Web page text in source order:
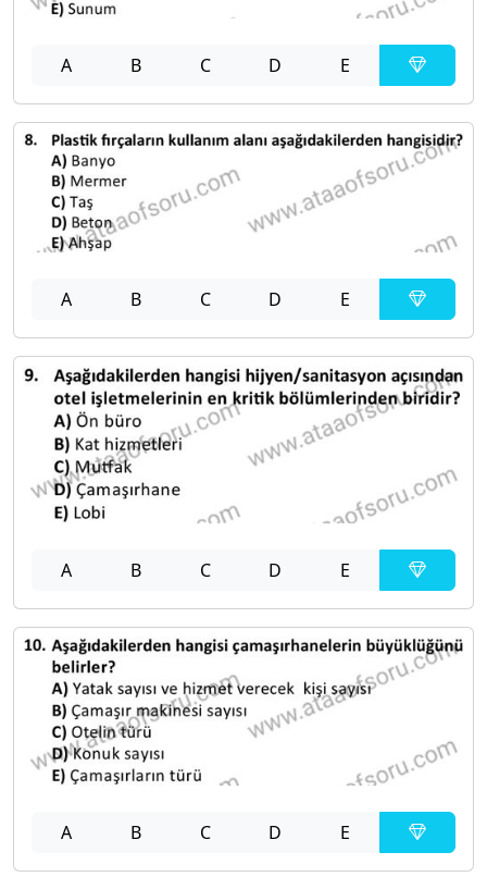
A B C D E
A B C D E
A B C D E
A B C D E